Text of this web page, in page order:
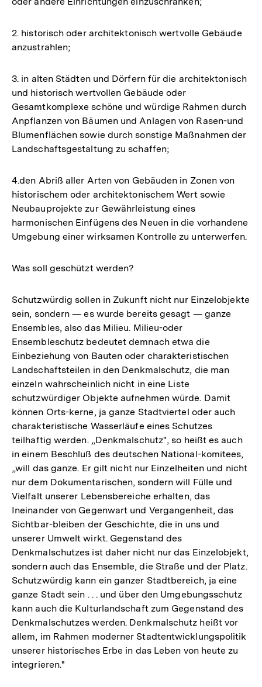
2. historisch oder architektonisch wertvolle Gebäude
anzustrahlen;
3. in alten Städten und Dörfern für die architektonisch
und historisch wertvollen Gebäude oder
Gesamtkomplexe schöne und würdige Rahmen durch
Anpflanzen von Bäumen und Anlagen von Rasen-und
Blumenflächen sowie durch sonstige Maßnahmen der
Landschaftsgestaltung zu schaffen;
4.den Abriß aller Arten von Gebäuden in Zonen von
historischem oder architektonischem Wert sowie
Neubauprojekte zur Gewährleistung eines
harmonischen Einfügens des Neuen in die vorhandene
Umgebung einer wirksamen Kontrolle zu unterwerfen.
Was soll geschützt werden?
Schutzwürdig sollen in Zukunft nicht nur Einzelobjekte
sein, sondern — es wurde bereits gesagt — ganze
Ensembles, also das Milieu. Milieu-oder
Ensembleschutz bedeutet demnach etwa die
Einbeziehung von Bauten oder charakteristischen
Landschaftsteilen in den Denkmalschutz, die man
einzeln wahrscheinlich nicht in eine Liste
schutzwürdiger Objekte aufnehmen würde. Damit
können Orts-kerne, ja ganze Stadtviertel oder auch
charakteristische Wasserläufe eines Schutzes
teilhaftig werden. „Denkmalschutz", so heißt es auch
in einem Beschluß des deutschen National-komitees,
„will das ganze. Er gilt nicht nur Einzelheiten und nicht
nur dem Dokumentarischen, sondern will Fülle und
Vielfalt unserer Lebensbereiche erhalten, das
Ineinander von Gegenwart und Vergangenheit, das
Sichtbar-bleiben der Geschichte, die in uns und
unserer Umwelt wirkt. Gegenstand des
Denkmalschutzes ist daher nicht nur das Einzelobjekt,
sondern auch das Ensemble, die Straße und der Platz.
Schutzwürdig kann ein ganzer Stadtbereich, ja eine
ganze Stadt sein . . . und über den Umgebungsschutz
kann auch die Kulturlandschaft zum Gegenstand des
Denkmalschutzes werden. Denkmalschutz heißt vor
allem, im Rahmen moderner Stadtentwicklungspolitik
unserer historisches Erbe in das Leben von heute zu
integrieren."